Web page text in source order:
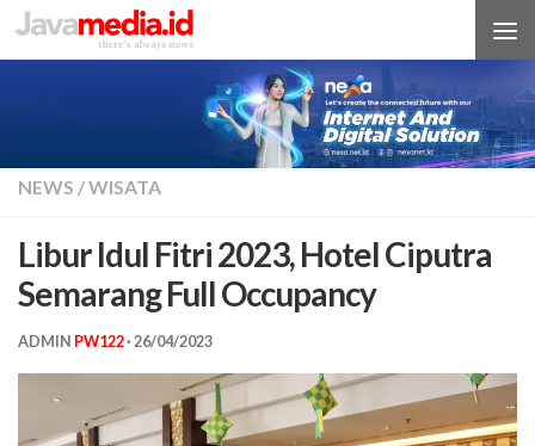
Skip to content
NEWS /WISATA
Libur Idul Fitri 2023, Hotel Ciputra
Semarang Full Occupancy
ADMIN PW122· 26/04/2023